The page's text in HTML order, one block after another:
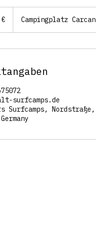
Campingplatz
surfcamps.de
Surfcamps,